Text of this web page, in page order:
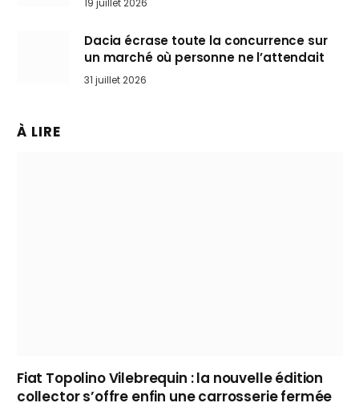
19 juillet 2026
Dacia écrase toute la concurrence sur
un marché où personne ne l’attendait
31 juillet 2026
À LIRE
Fiat Topolino Vilebrequin : la nouvelle édition
collector s’offre enfin une carrosserie fermée